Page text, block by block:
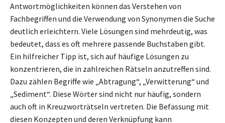
Antwortmöglichkeiten können das Verstehen von
Fachbegriffen und die Verwendung von Synonymen die Suche
deutlich erleichtern. Viele Lösungen sind mehrdeutig, was
bedeutet, dass es oft mehrere passende Buchstaben gibt.
Ein hilfreicher Tipp ist, sich auf häufige Lösungen zu
konzentrieren, die in zahlreichen Rätseln anzutreffen sind.
Dazu zählen Begriffe wie „Abtragung“, „Verwitterung“ und
„Sediment“. Diese Wörter sind nicht nur häufig, sondern
auch oft in Kreuzworträtseln vertreten. Die Befassung mit
diesen Konzepten und deren Verknüpfung kann